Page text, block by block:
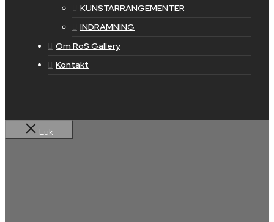
KUNSTARRANGEMENTER
INDRAMNING
Om RoS Gallery
Kontakt
Luk